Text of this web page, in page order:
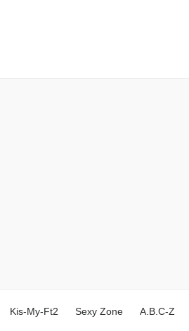
Kis-My-Ft2 Sexy Zone A.B.C-Z